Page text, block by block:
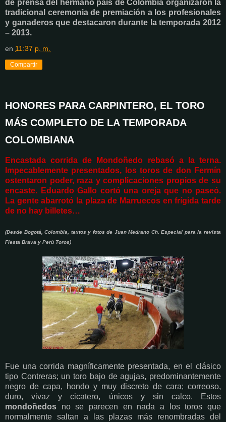
de prensa del hermano país de Colombia organizaron la
tradicional ceremonia de premiación a los profesionales
y ganaderos que destacaron durante la temporada 2012
– 2013.
en 11:37 p. m.
Compartir
HONORES PARA CARPINTERO, EL TORO
MÁS COMPLETO DE LA TEMPORADA
COLOMBIANA
Encastada corrida de Mondoñedo rebasó a la terna.
Impecablemente presentados, los toros de don Fermín
ostentaron poder, raza y complicaciones propios de su
encaste. Eduardo Gallo cortó una oreja que no paseó.
La gente abarrotó la plaza de Marruecos en frígida tarde
de no hay billetes…
(Desde Bogotá, Colombia, textos y fotos de Juan Medrano Ch. Especial para la revista
Fiesta Brava y Perú Toros)
Fue una corrida magníficamente presentada, en el clásico
tipo Contreras; un toro bajo de agujas, predominantemente
negro de capa, hondo y muy discreto de cara; correoso,
duro, vivaz y cicatero, únicos y sin calco. Estos
mondoñedos no se parecen en nada a los toros que
normalmente saltan a las plazas más renombradas del